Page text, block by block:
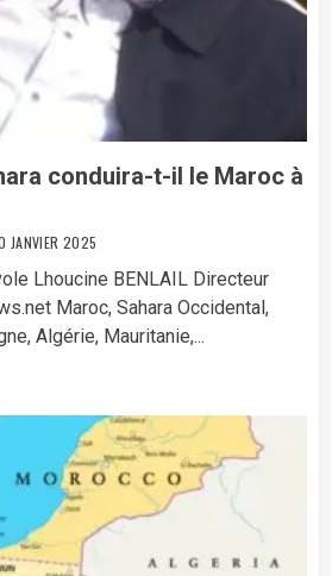
conduira-t-il le Maroc à
JANVIER 2025
Lhoucine BENLAIL Directeur
Maroc, Sahara Occidental,
Algérie, Mauritanie,...